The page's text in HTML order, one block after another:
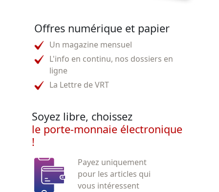
Offres numérique et papier
Un magazine mensuel
L'info en continu, nos dossiers en
ligne
La Lettre de VRT
Soyez libre, choissez
le porte-monnaie électronique
!
Payez uniquement
pour les articles qui
vous intéressent